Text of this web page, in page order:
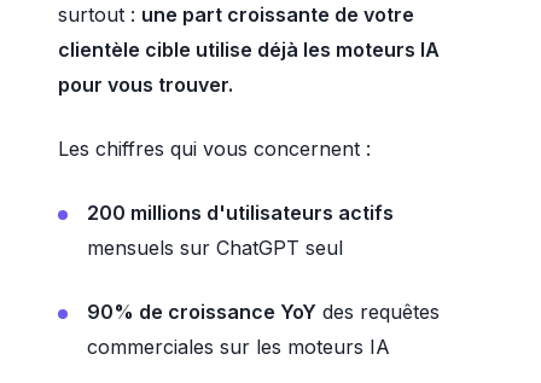
surtout : une part croissante de votre
clientèle cible utilise déjà les moteurs IA
pour vous trouver.
Les chiffres qui vous concernent :
200 millions d'utilisateurs actifs
mensuels sur ChatGPT seul
90% de croissance YoY des requêtes
commerciales sur les moteurs IA